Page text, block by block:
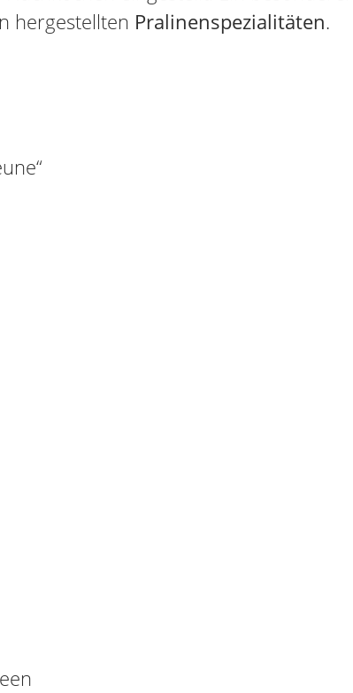
hergestellten Pralinenspezialitäten.